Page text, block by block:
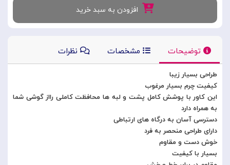
افزودن به سبد خرید
توضیحات مشخصات نظرات
طراحی بسیار زیبا
کیفیت چرم بسیار مرغوب
این کاور با پوشش کامل پشت و لبه ها محافظت کاملی رااز گوشی شما
به همراه دارد
دسترسی آسان به درگاه های ارتباطی
دارای طراحی منحصر به فرد
خوش دست و مقاوم
بسیار با کیفیت